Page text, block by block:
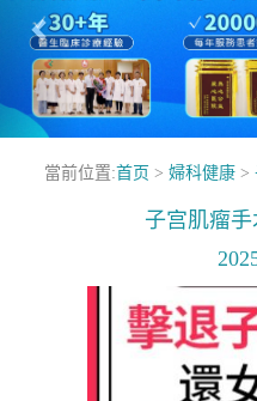
當前位置:首页 > 婦科健康>
子宫肌瘤